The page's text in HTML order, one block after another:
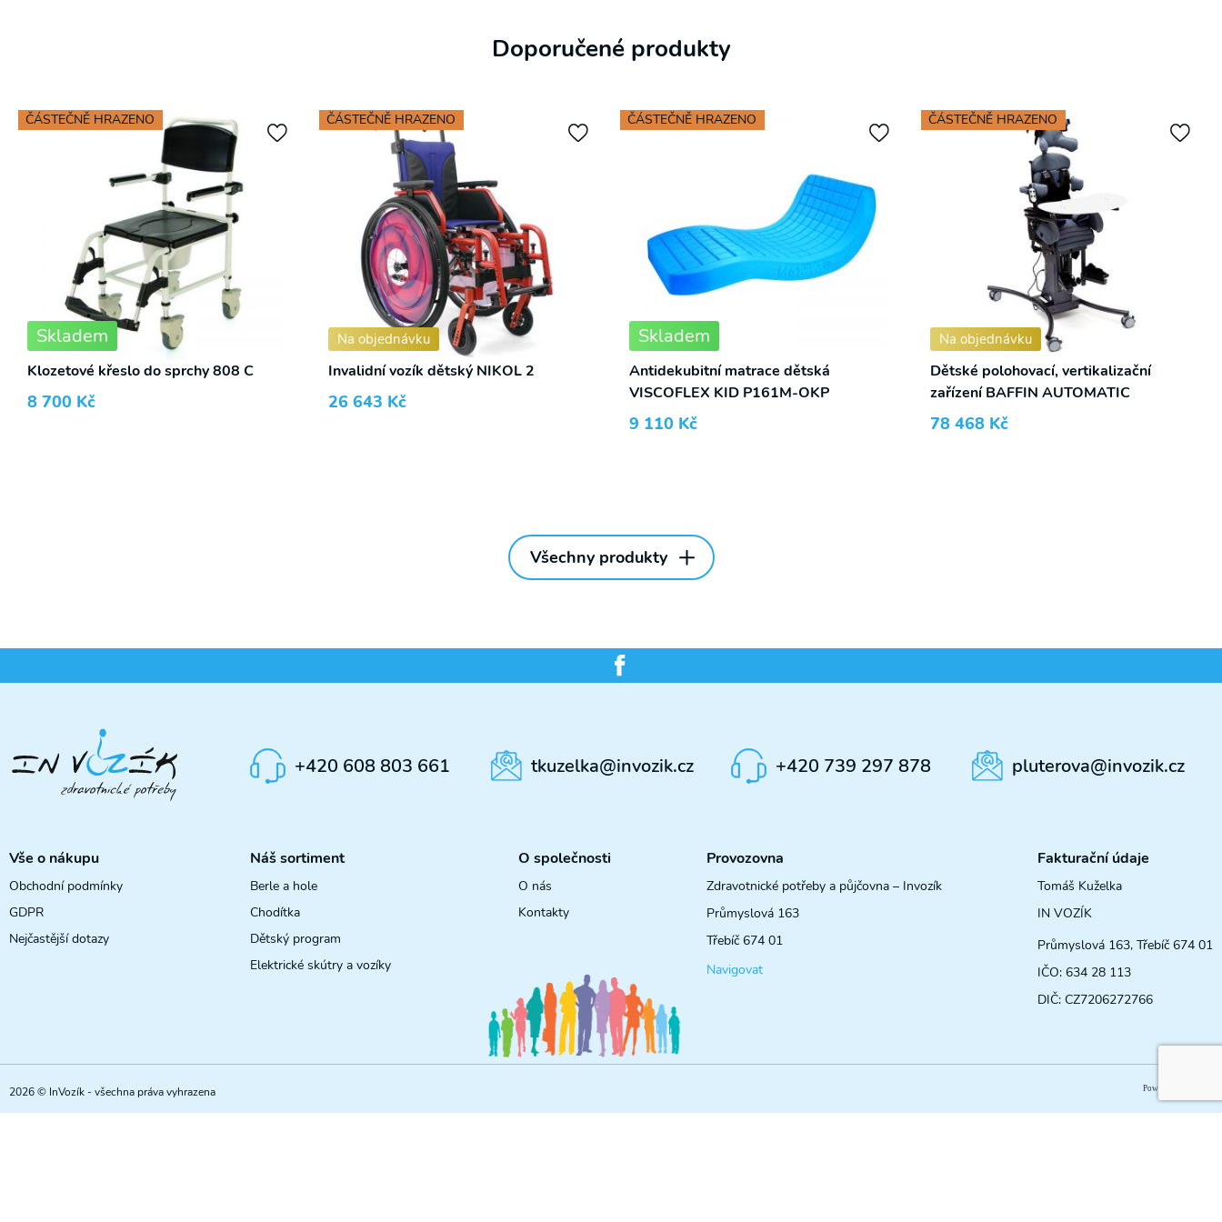
Doporučené produkty
Skladem
ČÁSTEČNĚ HRAZENO
Klozetové křeslo do sprchy 808 C
8 700 Kč
Na objednávku
ČÁSTEČNĚ HRAZENO
Invalidní vozík dětský NIKOL 2
26 643 Kč
Skladem
ČÁSTEČNĚ HRAZENO
Antidekubitní matrace dětská
VISCOFLEX KID P161M-OKP
9 110 Kč
Na objednávku
ČÁSTEČNĚ HRAZENO
Dětské polohovací, vertikalizační
zařízení BAFFIN AUTOMATIC
78 468 Kč
Všechny produkty
+420 608 803 661 tkuzelka@invozik.cz +420 739 297 878 pluterova@invozik.cz
Vše o nákupu
Obchodní podmínky
GDPR
Nejčastější dotazy
Náš sortiment
Berle a hole
Chodítka
Dětský program
Elektrické skútry a vozíky
O společnosti
O nás
Kontakty
Provozovna
Zdravotnické potřeby a půjčovna – Invozík
Průmyslová 163
Třebíč 674 01
Navigovat
Fakturační údaje
Tomáš Kuželka
IN VOZÍK
Průmyslová 163, Třebíč 674 01
IČO: 634 28 113
DIČ: CZ7206272766
2026 © InVozík - všechna práva vyhrazena